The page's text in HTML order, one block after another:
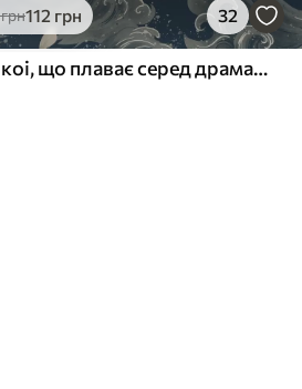
грн112 грн 32
Риба коі, що плаває серед драматичних океанських хвиль